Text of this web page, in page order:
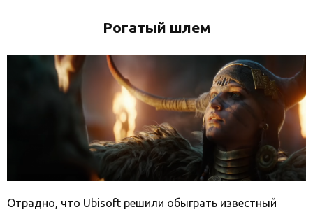
Рогатый шлем
Отрадно, что Ubisoft решили обыграть известный